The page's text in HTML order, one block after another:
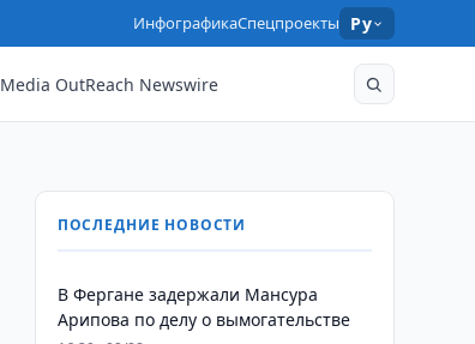
ИнфографикаСпецпроекты Ру
Media OutReach Newswire
ПОСЛЕДНИЕ НОВОСТИ
В Фергане задержали Мансура
Арипова по делу о вымогательстве